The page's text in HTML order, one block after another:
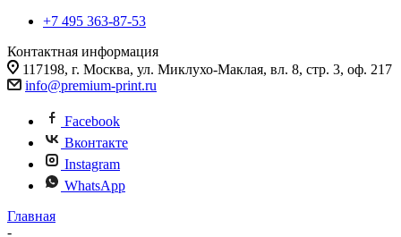
+7 495 363-87-53
Контактная информация
117198, г. Москва, ул. Миклухо-Маклая, вл. 8, стр. 3, оф. 217
info@premium-print.ru
Facebook
Вконтакте
Instagram
WhatsApp
Главная
-